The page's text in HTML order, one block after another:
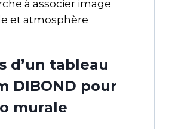
à associer image
et atmosphère
d’un tableau
DIBOND pour
murale